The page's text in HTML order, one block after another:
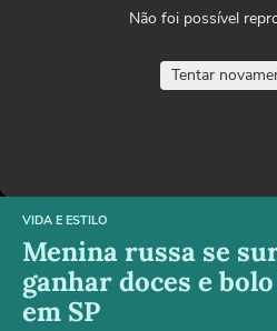
Não foi possível
Tentar
VIDA E ESTILO
Menina russa se
ganhar doces e
em SP